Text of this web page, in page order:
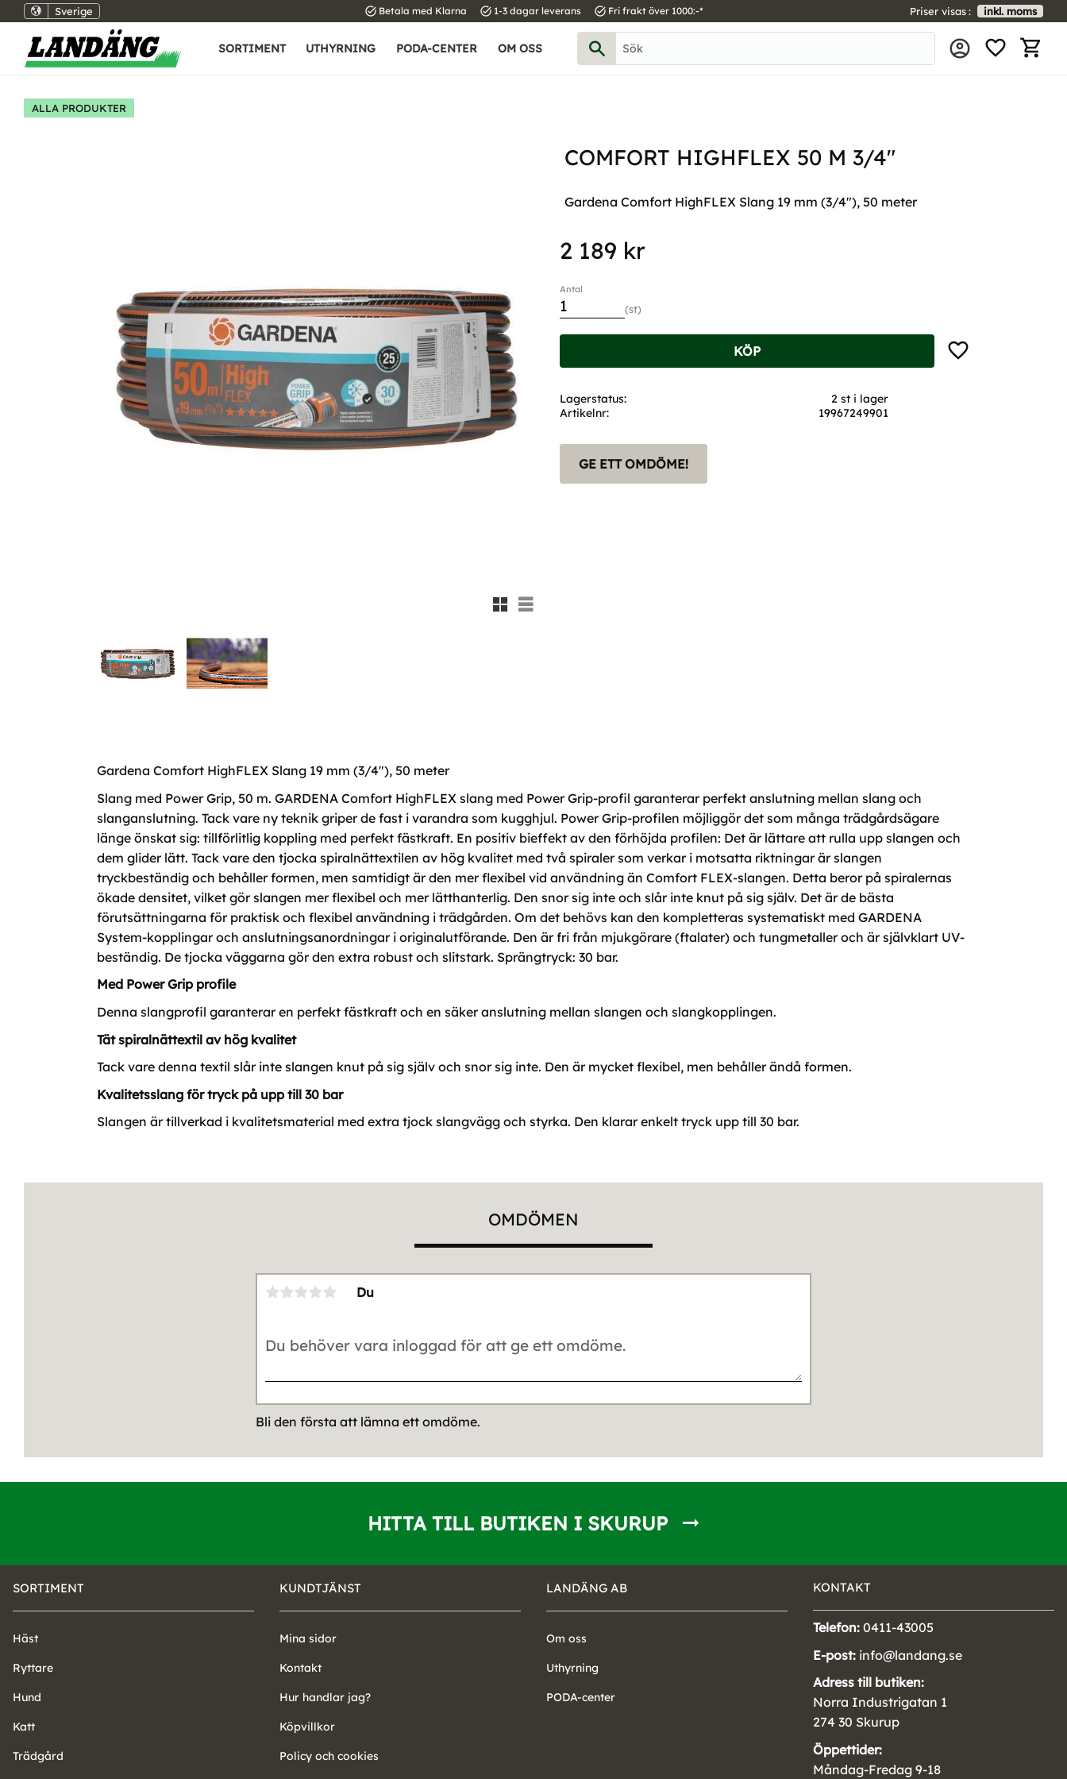
Sverige task_alt Betala med Klarna task_alt 1-3 dagar leverans task_alt Fri frakt över 1000:-* Priser visas inkl. moms
SORTIMENT UTHYRNING PODA-CENTER OM OSS
ALLA PRODUKTER
COMFORT HIGHFLEX 50 M 3/4"
Gardena Comfort HighFLEX Slang 19 mm (3/4"), 50 meter
Rutnätsvy
Listvy
2 189 kr
Antal
st
KÖP Lägg till i favoriter
Lagerstatus
2 st i lager
Artikelnr
19967249901
GE ETT OMDÖME!
Gardena Comfort HighFLEX Slang 19 mm (3/4"), 50 meter
Slang med Power Grip, 50 m. GARDENA Comfort HighFLEX slang med Power Grip-profil garanterar perfekt anslutning mellan slang och
slanganslutning. Tack vare ny teknik griper de fast i varandra som kugghjul. Power Grip-profilen möjliggör det som många trädgårdsägare
länge önskat sig: tillförlitlig koppling med perfekt fästkraft. En positiv bieffekt av den förhöjda profilen: Det är lättare att rulla upp slangen och
dem glider lätt. Tack vare den tjocka spiralnättextilen av hög kvalitet med två spiraler som verkar i motsatta riktningar är slangen
tryckbeständig och behåller formen, men samtidigt är den mer flexibel vid användning än Comfort FLEX-slangen. Detta beror på spiralernas
ökade densitet, vilket gör slangen mer flexibel och mer lätthanterlig. Den snor sig inte och slår inte knut på sig själv. Det är de bästa
förutsättningarna för praktisk och flexibel användning i trädgården. Om det behövs kan den kompletteras systematiskt med GARDENA
System-kopplingar och anslutningsanordningar i originalutförande. Den är fri från mjukgörare (ftalater) och tungmetaller och är självklart UV-
beständig. De tjocka väggarna gör den extra robust och slitstark. Sprängtryck: 30 bar.
Med Power Grip profile
Denna slangprofil garanterar en perfekt fästkraft och en säker anslutning mellan slangen och slangkopplingen.
Tät spiralnättextil av hög kvalitet
Tack vare denna textil slår inte slangen knut på sig själv och snor sig inte. Den är mycket flexibel, men behåller ändå formen.
Kvalitetsslang för tryck på upp till 30 bar
Slangen är tillverkad i kvalitetsmaterial med extra tjock slangvägg och styrka. Den klarar enkelt tryck upp till 30 bar.
OMDÖMEN
Du
Bli den första att lämna ett omdöme.
HITTA TILL BUTIKEN I SKURUP
SORTIMENT
Häst
Ryttare
Hund
Katt
Trädgård
KUNDTJÄNST
Mina sidor
Kontakt
Hur handlar jag?
Köpvillkor
Policy och cookies
LANDÄNG AB
Om oss
Uthyrning
PODA-center
KONTAKT
Telefon: 0411-43005
E-post: info@landang.se
Adress till butiken:
Norra Industrigatan 1
274 30 Skurup
Öppettider:
Måndag-Fredag 9-18